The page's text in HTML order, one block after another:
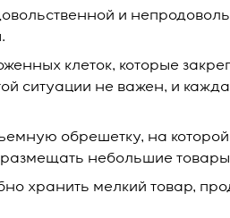
и
клеток, которые
ситуации не важен, и
обрешетку, на
небольшие
хранить мелкий товар,